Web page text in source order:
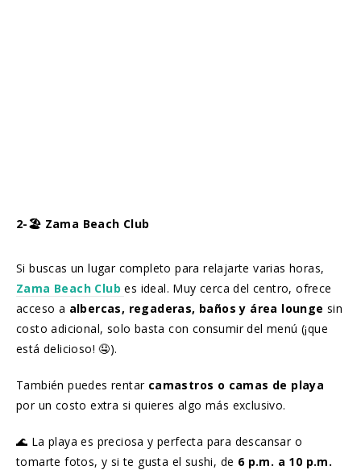
2-🏖️ Zama Beach Club
Si buscas un lugar completo para relajarte varias horas,
Zama Beach Club es ideal. Muy cerca del centro, ofrece
acceso a albercas, regaderas, baños y área lounge sin
costo adicional, solo basta con consumir del menú (¡que
está delicioso! 🤤).
También puedes rentar camastros o camas de playa
por un costo extra si quieres algo más exclusivo.
🌊 La playa es preciosa y perfecta para descansar o
tomarte fotos, y si te gusta el sushi, de 6 p.m. a 10 p.m.